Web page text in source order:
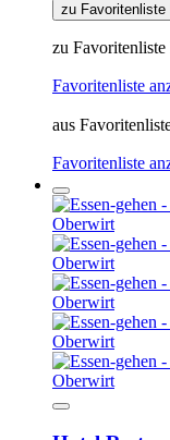
zu Favoritenliste
zu
Favoritenliste
aus
Favoritenliste